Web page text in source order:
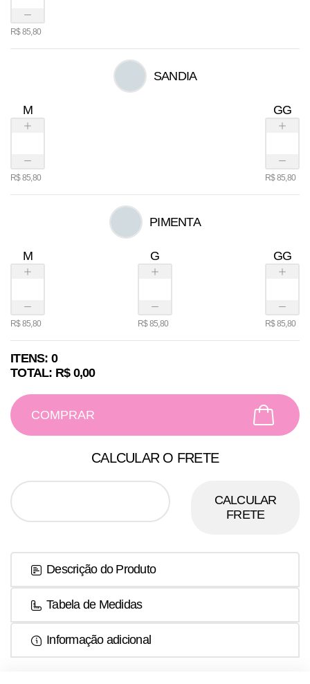
R$85,80
SANDIA
M
R$85,80
GG
R$85,80
PIMENTA
M
R$85,80
G
R$85,80
GG
R$85,80
ITENS: 0
TOTAL: R$ 0,00
COMPRAR
CALCULAR O FRETE
CALCULAR
FRETE
Descrição do Produto
Tabela de Medidas
Informação adicional